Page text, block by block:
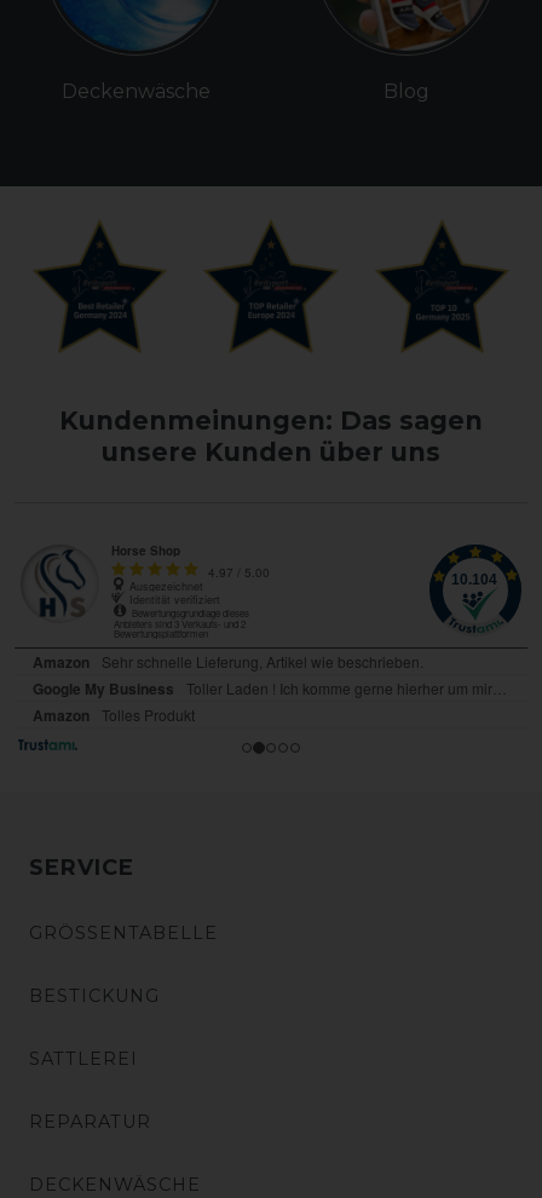
Deckenwäsche Blog
Kundenmeinungen: Das sagen
unsere Kunden über uns
SERVICE
GRÖSSENTABELLE
BESTICKUNG
SATTLEREI
REPARATUR
DECKENWÄSCHE